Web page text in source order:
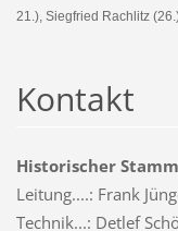
21.), Siegfried Rachlitz
Kontakt
Historischer
Leitung....: Frank
Technik...: Detlef